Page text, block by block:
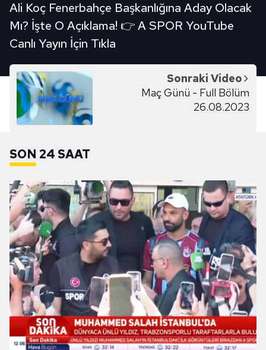
Ali Koç Fenerbahçe Başkanlığına Aday Olacak
Mı? İşte O Açıklama! 👉 A SPOR YouTube
Canlı Yayın İçin Tıkla
Sonraki Video
Maç Günü - Full Bölüm
26.08.2023
SON 24 SAAT